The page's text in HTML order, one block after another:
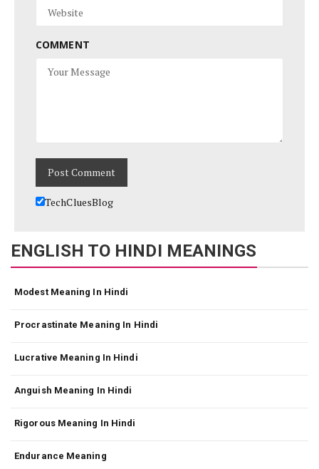
COMMENT
TechCluesBlog
ENGLISH TO HINDI MEANINGS
Modest Meaning In Hindi
Procrastinate Meaning In Hindi
Lucrative Meaning In Hindi
Anguish Meaning In Hindi
Rigorous Meaning In Hindi
Endurance Meaning